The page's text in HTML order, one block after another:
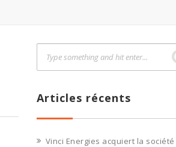
Articles récents
Vinci Energies acquiert la société